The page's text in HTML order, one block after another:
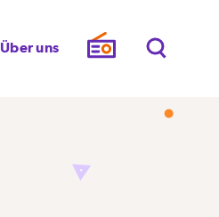
Über uns